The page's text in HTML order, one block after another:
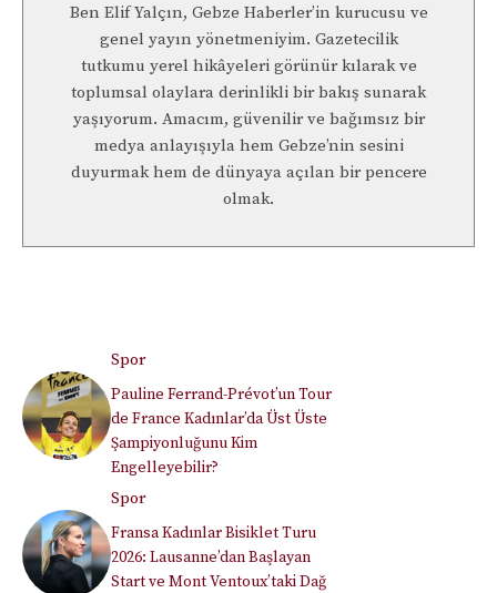
Ben Elif Yalçın, Gebze Haberler’in kurucusu ve
genel yayın yönetmeniyim. Gazetecilik
tutkumu yerel hikâyeleri görünür kılarak ve
toplumsal olaylara derinlikli bir bakış sunarak
yaşıyorum. Amacım, güvenilir ve bağımsız bir
medya anlayışıyla hem Gebze’nin sesini
duyurmak hem de dünyaya açılan bir pencere
olmak.
Spor
Pauline Ferrand-Prévot’un Tour
de France Kadınlar’da Üst Üste
Şampiyonluğunu Kim
Engelleyebilir?
Spor
Fransa Kadınlar Bisiklet Turu
2026: Lausanne’dan Başlayan
Start ve Mont Ventoux’taki Dağ